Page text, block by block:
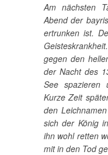
Am nächsten
Abend der
ertrunken ist.
gegen den
der Nacht des
See spazieren
Kurze Zeit
den
sich der König
ihn wohl retten
mit in den Tod